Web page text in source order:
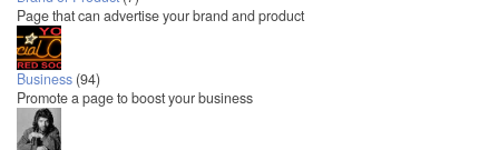
Page that can advertise your brand and product
Business (94)
Promote a page to boost your business